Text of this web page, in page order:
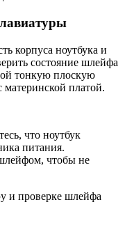
корпуса ноутбука и
состояние шлейфа
тонкую плоскую
материнской платой.
что ноутбук
питания.
чтобы не
и проверке шлейфа